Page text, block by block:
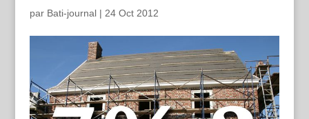
par Bati-journal| 24 Oct 2012